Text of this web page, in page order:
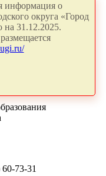
информация о
округа «Город
на 31.12.2025.
73-31